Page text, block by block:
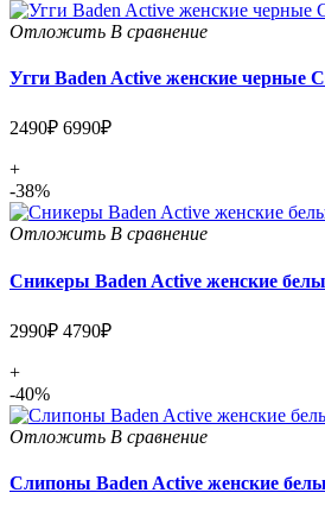
Отложить В сравнение
Угги Baden Active женские черные
2490₽ 6990₽
+
-38%
Отложить В сравнение
Сникеры Baden Active женские
2990₽ 4790₽
+
-40%
Отложить В сравнение
Слипоны Baden Active женские